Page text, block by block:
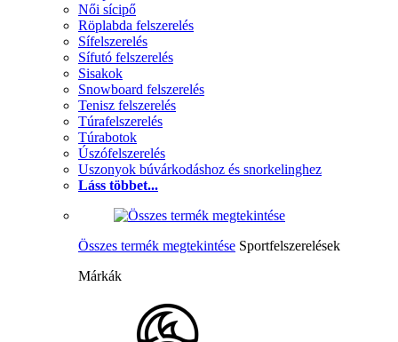
Női sícipő
Röplabda felszerelés
Sífelszerelés
Sífutó felszerelés
Sisakok
Snowboard felszerelés
Tenisz felszerelés
Túrafelszerelés
Túrabotok
Úszófelszerelés
Uszonyok búvárkodáshoz és snorkelinghez
Láss többet...
Összes termék megtekintése Sportfelszerelések
Márkák